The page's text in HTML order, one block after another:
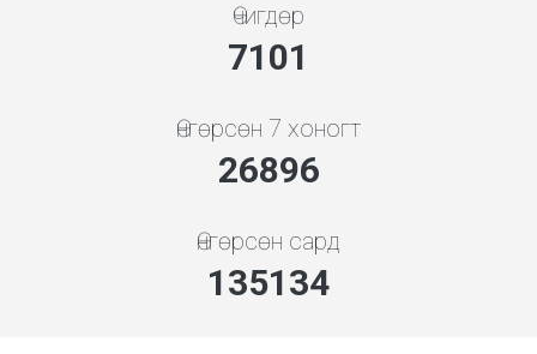
Өчигдөр
7608
Өнгөрсөн 7 хоногт
28817
Өнгөрсөн сард
144786